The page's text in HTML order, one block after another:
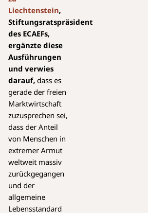
Liechtenstein,
Stiftungsratspräsident
des ECAEFs,
ergänzte diese
Ausführungen
und verwies
darauf,dass es
gerade der freien
Marktwirtschaft
zuzusprechen sei,
dass der Anteil
von Menschen in
extremer Armut
weltweit massiv
zurückgegangen
und der
allgemeine
Lebensstandard